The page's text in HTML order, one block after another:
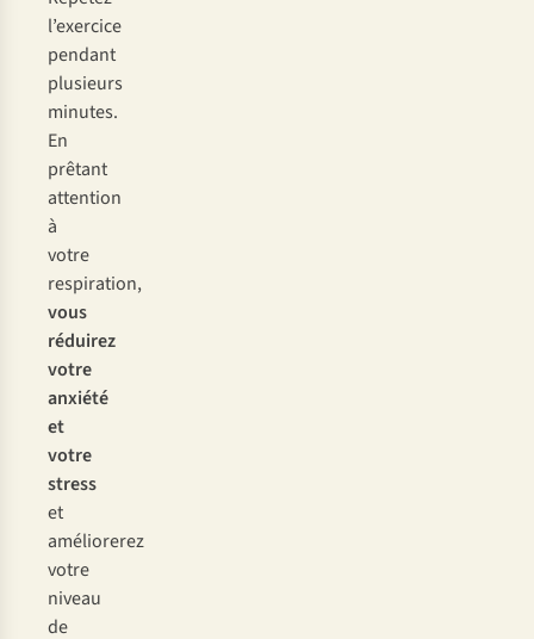
l’exercice
pendant
plusieurs
minutes.
En
prêtant
attention
à
votre
respiration,
vous
réduirez
votre
anxiété
et
votre
stress
et
améliorerez
votre
niveau
de